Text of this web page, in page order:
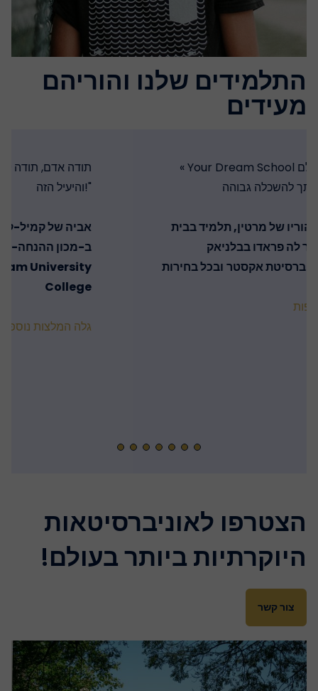
התלמידים שלנו והוריהם
מעידים
« Your Dream School הוא הצוות המושלם
להצליח בכניסתך להשכלה גבוהה. »
מר וגברת רידו, הוריו של מרטין, תלמיד בבית
הספר לה פראדו בבלניאק, admis à
אוניברסיטת אקסטר
ובכל בחירות UCAS שלה
הצטרפו לאוניברסיטאות
היוקרתיות ביותר בעולם!
צור קשר